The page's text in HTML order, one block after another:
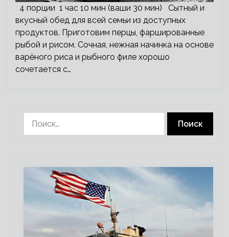
4 порции 1 час 10 мин (ваши 30 мин) Сытный и
вкусный обед для всей семьи из доступных
продуктов. Приготовим перцы, фаршированные
рыбой и рисом. Сочная, нежная начинка на основе
варёного риса и рыбного филе хорошо
сочетается с…